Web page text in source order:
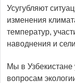
Усугубляют
изменения
температур,
наводнения и
Мы в
воп­росам